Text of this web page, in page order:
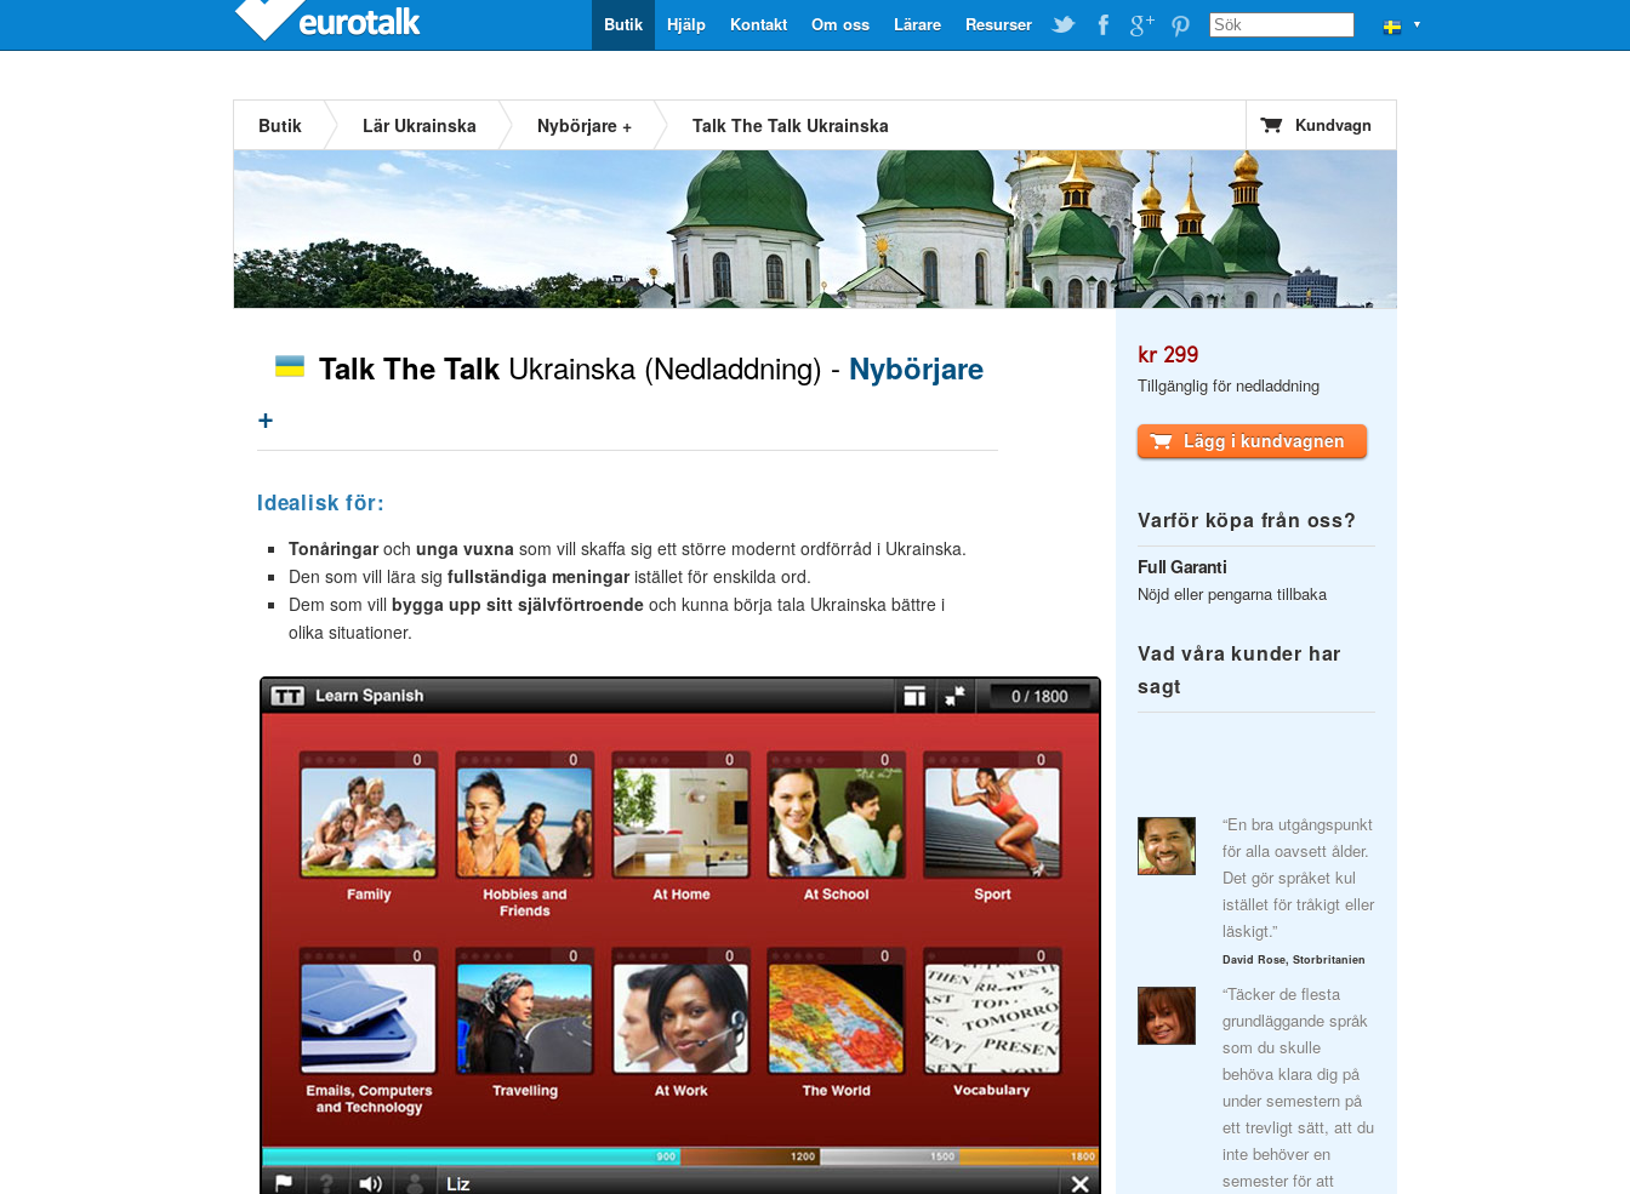
▼
Resurser
Lärare
Om oss
Kontakt
Hjälp
Butik
Butik Lär Ukrainska Nybörjare + Talk The Talk Ukrainska Kundvagn
Talk The Talk Ukrainska (Nedladdning) - Nybörjare
+
Idealisk för:
Tonåringaroch unga vuxna som vill skaffa sig ett större modernt ordförråd i Ukrainska.
Den som vill lära sig fullständiga meningaristället för enskilda ord.
Dem som vill bygga upp sitt självförtroende och kunna börja tala Ukrainska bättre i
olika situationer.
kr 299
Tillgänglig för nedladdning
Lägg i kundvagnen
Varför köpa från oss?
Full Garanti
Nöjd eller pengarna tillbaka
Vad våra kunder har
sagt
“En bra utgångspunkt
för alla oavsett ålder.
Det gör språket kul
istället för tråkigt eller
läskigt.”
David Rose, Storbritanien
“Täcker de flesta
grundläggande språk
som du skulle
behöva klara dig på
under semestern på
ett trevligt sätt, att du
inte behöver en
semester för att